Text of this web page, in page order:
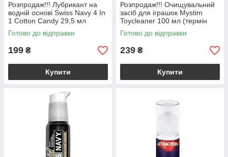
Розпродаж!!! Лубрикант на
водній основі Swiss Navy 4 In
1 Cotton Candy 29,5 мл
(термін 28.11.2026)
Готово до відправки
199 ₴
Купити
Розпродаж!!! Очищувальний
засіб для іграшок Mystim
Toycleaner 100 мл (термін
12.2026)
Готово до відправки
239 ₴
Купити